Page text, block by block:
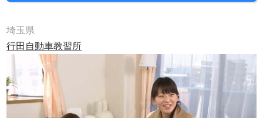
埼玉県
行田自動車教習所